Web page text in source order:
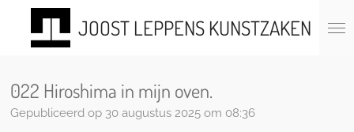
direct
naar
hoofdinhoud
JOOST LEPPENS KUNSTZAKEN
022 Hiroshima in mijn oven.
Gepubliceerd op 30 augustus 2025 om 08:36